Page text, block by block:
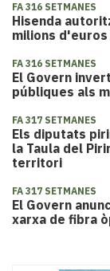
FA 316 SETMANES
Hisenda
milions
FA 316 SETMANES
El Govern
públiques als
FA 317 SETMANES
​Els diputats
la Taula del
territori
FA 317 SETMANES
El Govern
xarxa de fibra